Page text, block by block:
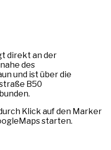
direkt an der
des
und ist über die
B50
Klick auf den Marker
starten.